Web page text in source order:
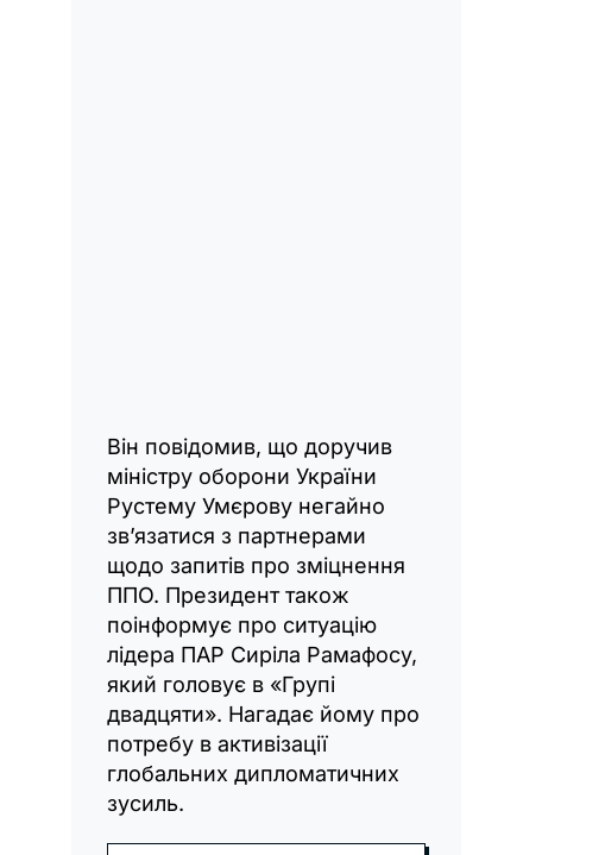
Він повідомив, що доручив
міністру оборони України
Рустему Умєрову негайно
звʼязатися з партнерами
щодо запитів про зміцнення
ППО. Президент також
поінформує про ситуацію
лідера ПАР Сиріла Рамафосу,
який головує в «Групі
двадцяти». Нагадає йому про
потребу в активізації
глобальних дипломатичних
зусиль.